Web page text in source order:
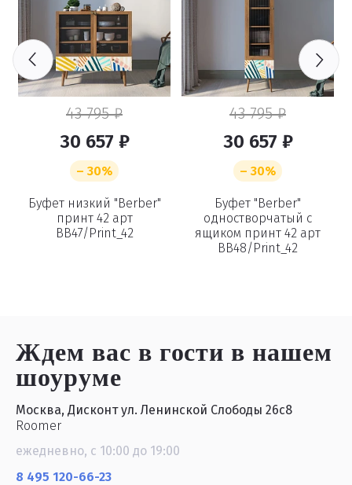
43 795 ₽
30 657 ₽
– 30%
Буфет низкий "Berber"
принт 42 арт
BB47/Print_42
43 795 ₽
30 657 ₽
– 30%
Буфет "Berber"
одностворчатый с
ящиком принт 42 арт
BB48/Print_42
Ждем вас в гостив нашем
шоуруме
Москва, Дисконт ул. Ленинской Слободы 26с8
Roomer
ежедневно, с 10:00 до 19:00
8 495 120-66-23